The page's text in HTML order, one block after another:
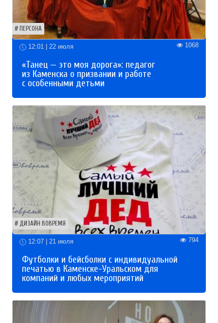
ПЕРСОНА
12:01 | 22 июля 1068
«Танец — это моя дорога»: педагог
из Каменска о призвании и работе
с особенными детьми
ДИЗАЙН ВОВРЕМЯ
12:07 | 21 июля 794
Футболки и бейсболки с индивидуальной
печатью в Каменске-Уральском для
компаний и любых мероприятий